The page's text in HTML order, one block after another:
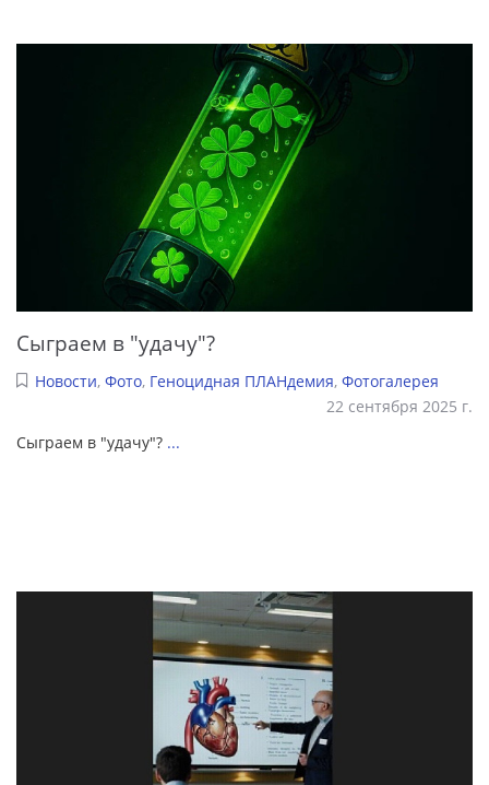
Сыграем в "удачу"?
Новости, Фото, Геноцидная ПЛАНдемия, Фотогалерея
22 сентября 2025 г.
Сыграем в "удачу"? ...